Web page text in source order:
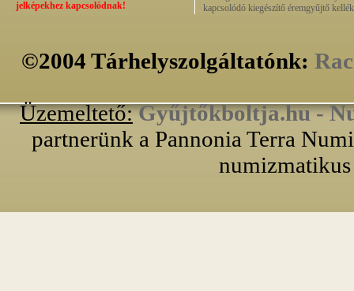
jelképekhez kapcsolódnak!
kapcsolódó kiegészítő éremgyűjtő
©2004 Tárhelyszolgáltatónk:
Üzemeltető: Gyűjtőkboltja.hu -
partnerünk a Pannonia Terra
numizmatikus